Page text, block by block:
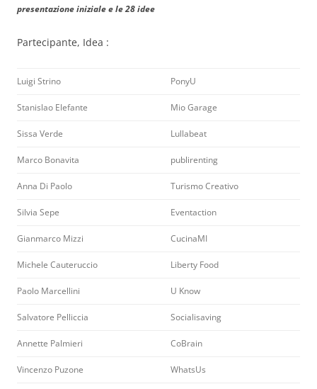
presentazione iniziale e le 28 idee
Partecipante, Idea :
Luigi Strino PonyU
Stanislao Elefante Mio Garage
Sissa Verde Lullabeat
Marco Bonavita publirenting
Anna Di Paolo Turismo Creativo
Silvia Sepe Eventaction
Gianmarco Mizzi CucinaMI
Michele Cauteruccio Liberty Food
Paolo Marcellini U Know
Salvatore Pelliccia Socialisaving
Annette Palmieri CoBrain
Vincenzo Puzone WhatsUs